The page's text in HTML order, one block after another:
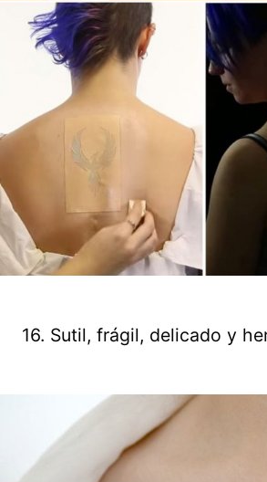
16. Sutil, frágil, delicado y